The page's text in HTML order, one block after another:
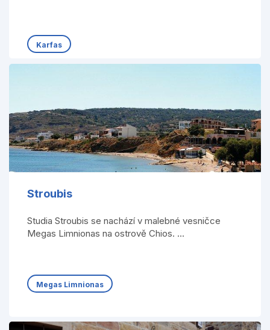
Karfas
Stroubis
Studia Stroubis se nachází v malebné vesničce
Megas Limnionas na ostrově Chios. ...
Megas Limnionas